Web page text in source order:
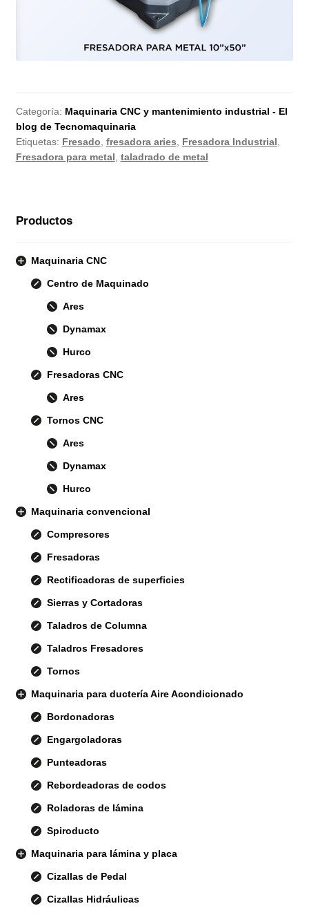
Categoría: Maquinaria CNC y mantenimiento industrial - El
blog de Tecnomaquinaria
Etiquetas: Fresado fresadora aries Fresadora Industrial
Fresadora para metal taladrado de metal
Productos
Maquinaria CNC
Centro de Maquinado
Ares
Dynamax
Hurco
Fresadoras CNC
Ares
Tornos CNC
Ares
Dynamax
Hurco
Maquinaria convencional
Compresores
Fresadoras
Rectificadoras de superficies
Sierras y Cortadoras
Taladros de Columna
Taladros Fresadores
Tornos
Maquinaria para ductería Aire Acondicionado
Bordonadoras
Engargoladoras
Punteadoras
Rebordeadoras de codos
Roladoras de lámina
Spiroducto
Maquinaria para lámina y placa
Cizallas de Pedal
Cizallas Hidráulicas